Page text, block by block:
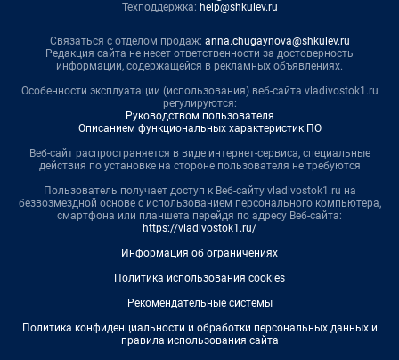
Техподдержка: help@shkulev.ru
Связаться с отделом продаж: anna.chugaynova@shkulev.ru
Редакция сайта не несет ответственности за достоверность
информации, содержащейся в рекламных объявлениях.
Особенности эксплуатации (использования) веб-сайта vladivostok1.ru
регулируются:
Руководством пользователя
Описанием функциональных характеристик ПО
Веб-сайт распространяется в виде интернет-сервиса, специальные
действия по установке на стороне пользователя не требуются
Пользователь получает доступ к Веб-сайту vladivostok1.ru на
безвозмездной основе с использованием персонального компьютера,
смартфона или планшета перейдя по адресу Веб-сайта:
https://vladivostok1.ru/
Информация об ограничениях
Политика использования cookies
Рекомендательные системы
Политика конфиденциальности и обработки персональных данных и
правила использования сайта